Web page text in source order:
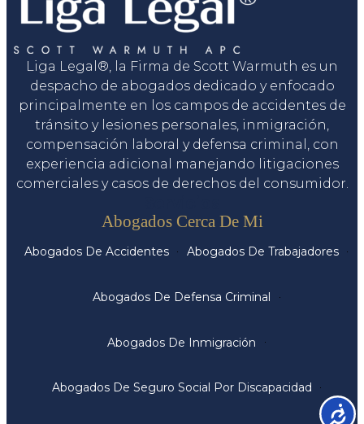
Liga Legal®, la Firma de Scott Warmuth es un
despacho de abogados dedicado y enfocado
principalmente en los campos de accidentes de
tránsito y lesiones personales, inmigración,
compensación laboral y defensa criminal, con
experiencia adicional manejando litigaciones
comerciales y casos de derechos del consumidor.
Abogados Cerca De Mi
Abogados De Accidentes Abogados De Trabajadores
Abogados De Defensa Criminal
Abogados De Inmigración
Abogados De Seguro Social Por Discapacidad